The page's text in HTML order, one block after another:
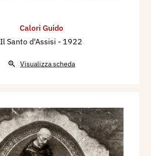
Calori Guido
Il Santo d'Assisi - 1922
Visualizza scheda